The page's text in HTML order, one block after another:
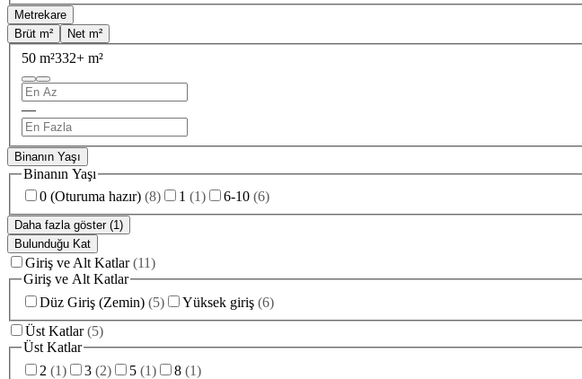
Metrekare
Brüt m²
Net m²
50 m²332+ m²
—
Binanın Yaşı
Binanın Yaşı
0 (Oturuma hazır) (8) 1 (1) 6-10 (6)
Daha fazla göster (1)
Bulunduğu Kat
Giriş ve Alt Katlar (11)
Giriş ve Alt Katlar
Düz Giriş (Zemin) (5) Yüksek giriş (6)
Üst Katlar (5)
Üst Katlar
2 (1) 3 (2) 5 (1) 8 (1)